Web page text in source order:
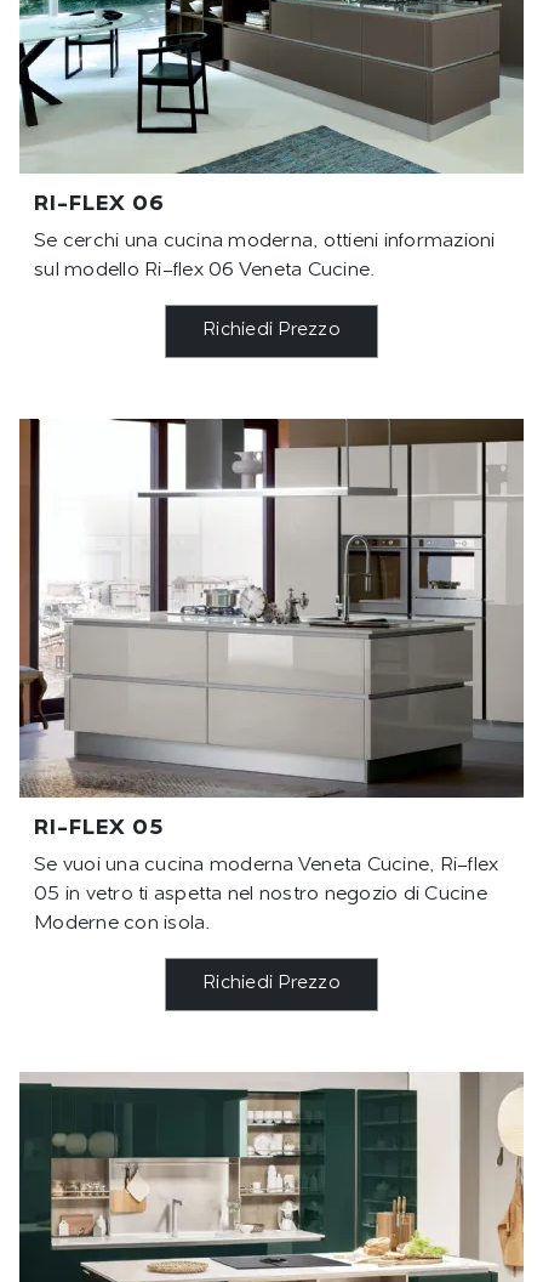
RI-FLEX 06
Se cerchi una cucina moderna, ottieni informazioni
sul modello Ri-flex 06 Veneta Cucine.
Richiedi Prezzo
RI-FLEX 05
Se vuoi una cucina moderna Veneta Cucine, Ri-flex
05 in vetro ti aspetta nel nostro negozio di Cucine
Moderne con isola.
Richiedi Prezzo